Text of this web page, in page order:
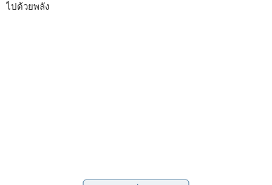
ไปด้วยพลัง